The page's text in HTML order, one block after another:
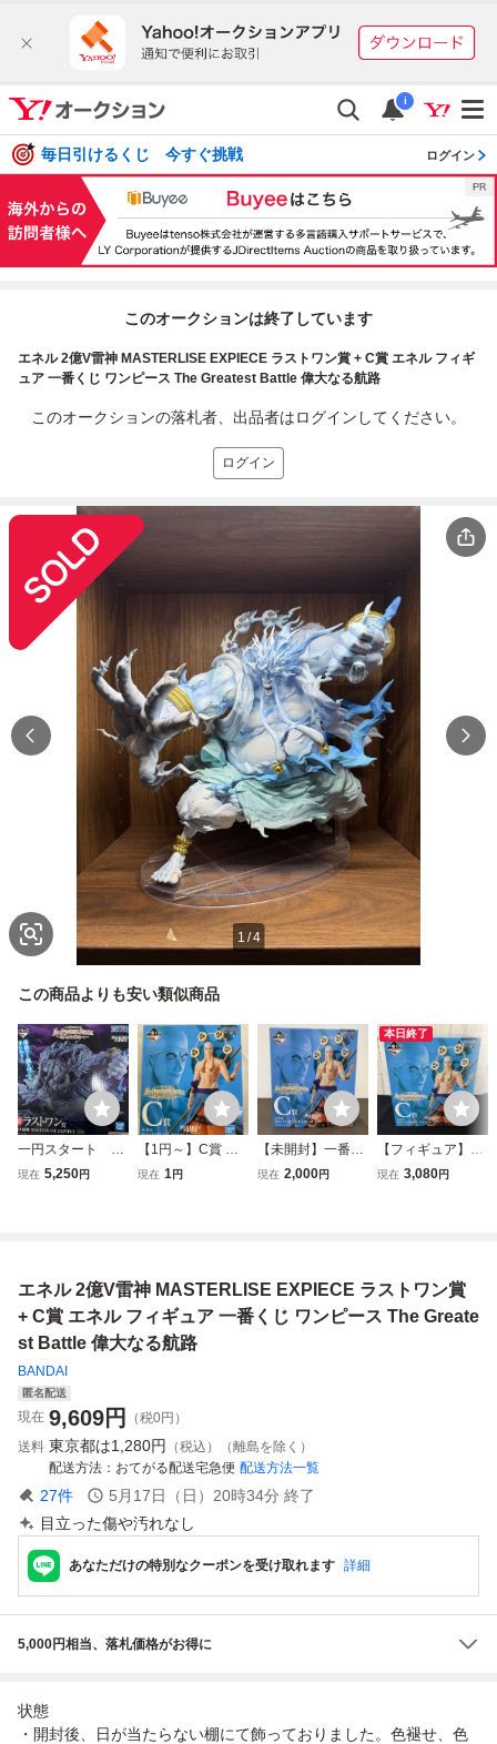
i
毎日引けるくじ 今すぐ挑戦 ログイン
このオークションは終了しています
エネル 2億V雷神 MASTERLISE EXPIECE ラストワン賞 + C賞 エネル フィギ
ュア 一番くじ ワンピース The Greatest Battle 偉大なる航路
このオークションの落札者、出品者はログインしてください。
ログイン
1 /4
この商品よりも安い類似商品
一円スタート ラ
ストワン賞 ワンピ
現在 5,250円
【1円～】C賞 エ
ネル MASTERLIS
現在 1円
【未開封】一番く
じ ワンピース The
現在 2,000円
本日終了
【フィギュア】C
賞 エネル MASTE
現在 3,080円
エネル 2億V雷神 MASTERLISE EXPIECE ラストワン賞
+ C賞 エネル フィギュア 一番くじ ワンピース The Greate
st Battle 偉大なる航路
BANDAI
匿名配送
現在 9,609円
（税0円）
送料 東京都は1,280円
（税込）（離島を除く）
配送方法
おてがる配送宅急便 配送方法一覧
27件 5月17日（日）20時34分 終了
目立った傷や汚れなし
あなただけの特別なクーポンを受け取れます 詳細
5,000円相当、落札価格がお得に
状態
・開封後、日が当たらない棚にて飾っておりました。色褪せ、色